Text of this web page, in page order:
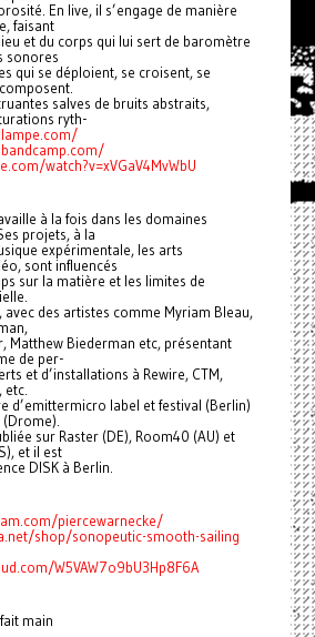
En live, il s’engage de manière
faisant
et du corps qui lui sert de baromètre
sonores
qui se déploient, se croisent, se
salves de bruits abstraits,
ryth-
watch?v=xVGaV4MvWbU
à la fois dans les domaines
projets, à la
expérimentale, les arts
sont influencés
sur la matière et les limites de
des artistes comme Myriam Bleau,
Matthew Biederman etc, présentant
de per-
et d’installations à Rewire, CTM,
etc.
d’emittermicro label et festival (Berlin)
sur Raster (DE), Room40 (AU) et
et il est
DISK à Berlin.
piercewarnecke/
shop/sonopeutic-smooth-sailing
W5VAW7o9bU3Hp8F6A
main